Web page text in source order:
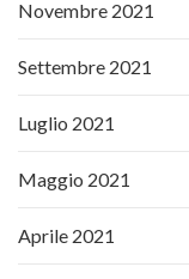
Novembre 2021
Settembre 2021
Luglio 2021
Maggio 2021
Aprile 2021